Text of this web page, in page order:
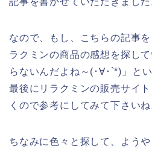
なので、もし、こちらの記事
ラクミンの商品の感想を探し
らないんだよね～(･∀･`*)」と
最後にリラクミンの販売サイ
くので参考にしてみて下さいね
ちなみに色々と探して、よう